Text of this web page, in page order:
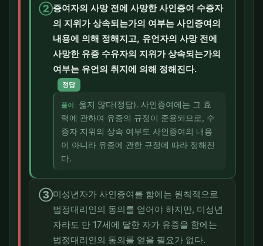
②증여자의 사망 전에 사망한 사인증여 수증자
의 지위가 상속되는가의 여부는 사인증여의
내용에 의해 정해지고, 유언자의 사망 전에
사망한 유증 수유자의 지위가 상속되는가의
여부는 유언의 취지에 의해 정해진다.
정답
풀이
옳지 않다(정답). 사인증여에는 그 효
력에 관하여 유증의 규정이 준용되므로, 수
증자 지위의 상속 여부도 사인증여의 내용
이 아니라 유증에 관한 규정에 따라 정해진
다.
③미성년자가 사인증여를 함에는 원칙적으로
법정대리인의 동의를 얻어야 하지만, 미성년
자라도 만 17세에 달한 자가 유증을 함에는
법정대리인의 동의를 얻을 필요가 없다.